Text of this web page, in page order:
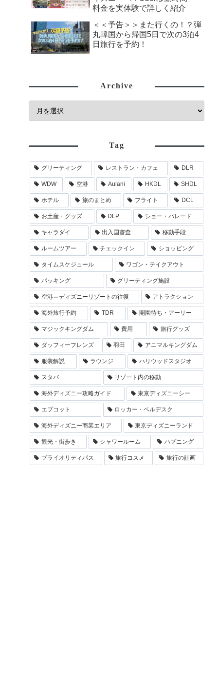
料金を実体験で詳しく紹介
＜＜予告＞＞また行くの！？弾
丸韓国から帰国5日で次の3泊4
日旅行を予約！
Archive
Tag
グリーティング レストラン・カフェ DLR
WDW 空港 Aulani HKDL SHDL
ホテル 旅のまとめ フライト DCL
お土産・グッズ DLP ショー・パレード
キャラダイ 出入国審査 移動手段
ルームツアー チェックイン ショッピング
タイムスケジュール ワゴン・テイクアウト
パッキング グリーティング施設
空港⇔ディズニーリゾートの往復 アトラクション
海外旅行予約 TDR 開園待ち・アーリー
マジックキングダム 費用 旅行グッズ
ダッフィーフレンズ 羽田 アニマルキングダム
服装解説 ラウンジ ハリウッドスタジオ
スタバ リゾート内の移動
海外ディズニー攻略ガイド 東京ディズニーシー
エプコット ロッカー・ベルデスク
海外ディズニー商業エリア 東京ディズニーランド
観光・街歩き シャワールーム ハプニング
プライオリティパス 旅行コスメ 旅行の計画